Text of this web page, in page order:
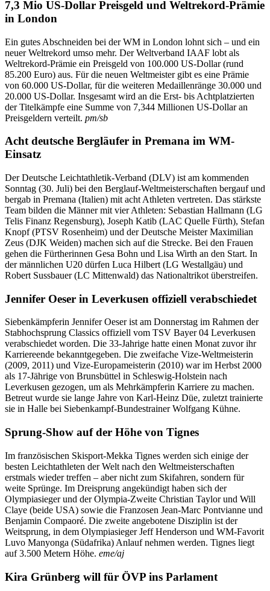
7,3 Mio US-Dollar Preisgeld und Weltrekord-Prämie
in London
Ein gutes Abschneiden bei der WM in London lohnt sich – und ein
neuer Weltrekord umso mehr. Der Weltverband IAAF lobt als
Weltrekord-Prämie ein Preisgeld von 100.000 US-Dollar (rund
85.200 Euro) aus. Für die neuen Weltmeister gibt es eine Prämie
von 60.000 US-Dollar, für die weiteren Medaillenränge 30.000 und
20.000 US-Dollar. Insgesamt wird an die Erst- bis Achtplatzierten
der Titelkämpfe eine Summe von 7,344 Millionen US-Dollar an
Preisgeldern verteilt. pm/sb
Acht deutsche Bergläufer in Premana im WM-
Einsatz
Der Deutsche Leichtathletik-Verband (DLV) ist am kommenden
Sonntag (30. Juli) bei den Berglauf-Weltmeisterschaften bergauf und
bergab in Premana (Italien) mit acht Athleten vertreten. Das stärkste
Team bilden die Männer mit vier Athleten: Sebastian Hallmann (LG
Telis Finanz Regensburg), Joseph Katib (LAC Quelle Fürth), Stefan
Knopf (PTSV Rosenheim) und der Deutsche Meister Maximilian
Zeus (DJK Weiden) machen sich auf die Strecke. Bei den Frauen
gehen die Fürtherinnen Gesa Bohn und Lisa Wirth an den Start. In
der männlichen U20 dürfen Luca Hilbert (LG Westallgäu) und
Robert Sussbauer (LC Mittenwald) das Nationaltrikot überstreifen.
Jennifer Oeser in Leverkusen offiziell verabschiedet
Siebenkämpferin Jennifer Oeser ist am Donnerstag im Rahmen der
Stabhochsprung Classics offiziell vom TSV Bayer 04 Leverkusen
verabschiedet worden. Die 33-Jahrige hatte einen Monat zuvor ihr
Karriereende bekanntgegeben. Die zweifache Vize-Weltmeisterin
(2009, 2011) und Vize-Europameisterin (2010) war im Herbst 2000
als 17-Jährige von Brunsbüttel in Schleswig-Holstein nach
Leverkusen gezogen, um als Mehrkämpferin Karriere zu machen.
Betreut wurde sie lange Jahre von Karl-Heinz Düe, zuletzt trainierte
sie in Halle bei Siebenkampf-Bundestrainer Wolfgang Kühne.
Sprung-Show auf der Höhe von Tignes
Im französischen Skisport-Mekka Tignes werden sich einige der
besten Leichtathleten der Welt nach den Weltmeisterschaften
erstmals wieder treffen – aber nicht zum Skifahren, sondern für
weite Sprünge. Im Dreisprung angekündigt haben sich der
Olympiasieger und der Olympia-Zweite Christian Taylor und Will
Claye (beide USA) sowie die Franzosen Jean-Marc Pontvianne und
Benjamin Compaoré. Die zweite angebotene Disziplin ist der
Weitsprung, in dem Olympiasieger Jeff Henderson und WM-Favorit
Luvo Manyonga (Südafrika) Anlauf nehmen werden. Tignes liegt
auf 3.500 Metern Höhe. eme/aj
Kira Grünberg will für ÖVP ins Parlament